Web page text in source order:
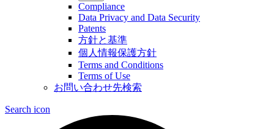
Compliance
Data Privacy and Data Security
Patents
方針と基準
個人情報保護方針
Terms and Conditions
Terms of Use
お問い合わせ先検索
Search icon